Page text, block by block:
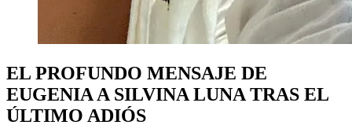
EL PROFUNDO MENSAJE DE
EUGENIA A SILVINA LUNA TRAS EL
ÚLTIMO ADIÓS